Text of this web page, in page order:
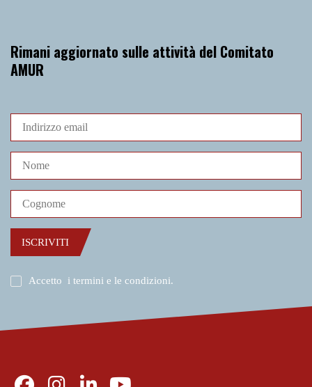
Rimani aggiornato sulle attività del Comitato
AMUR
ISCRIVITI
Accetto i termini e le condizioni.